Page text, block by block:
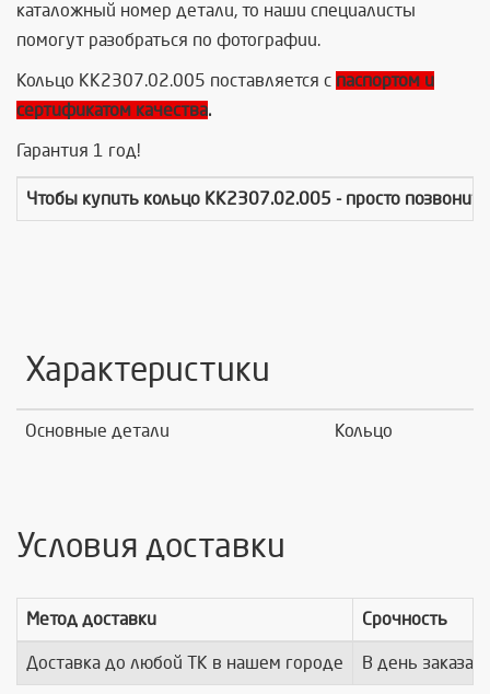
каталожный номер детали, то наши специалисты
помогут разобраться по фотографии.
Кольцо КК2307.02.005 поставляется с паспортом и
сертификатом качества.
Гарантия 1 год!
Чтобы купить кольцо КК2307.02.005 - просто
Характеристики
Основные детали Кольцо
Условия доставки
Метод доставки Срочность
Доставка до любой ТК в нашем городе В день заказа